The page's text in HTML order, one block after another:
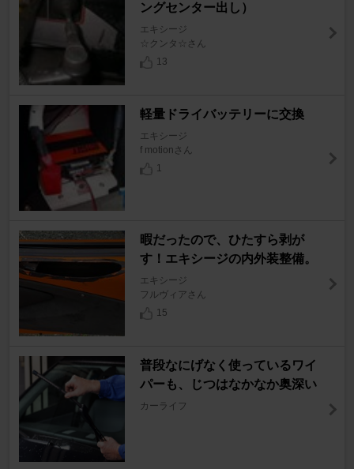
ングセンター出し）
エキシージ
☆クンタ☆さん
13
軽量ドライバッテリーに交換
エキシージ
f motionさん
1
暇だったので、ひたすら剥が
す！エキシージの内外装整備。
エキシージ
フルヴィアさん
15
普段なにげなく使っているワイ
パーも、じつはなかなか奥深い
カーライフ